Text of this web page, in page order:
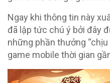
Ngay khi thông tin này
đã lập tức chú ý bởi đây
những phần thưởng
game mobile thời gian